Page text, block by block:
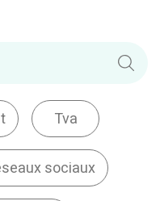
Tva
sociaux